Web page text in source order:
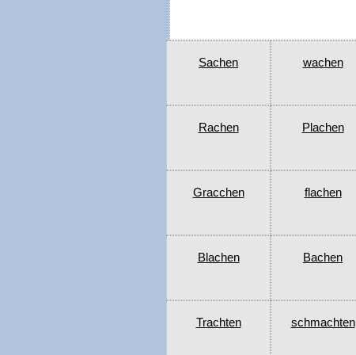
Sachen wachen
Rachen Plachen
Gracchen flachen
Blachen Bachen
Trachten schmachten